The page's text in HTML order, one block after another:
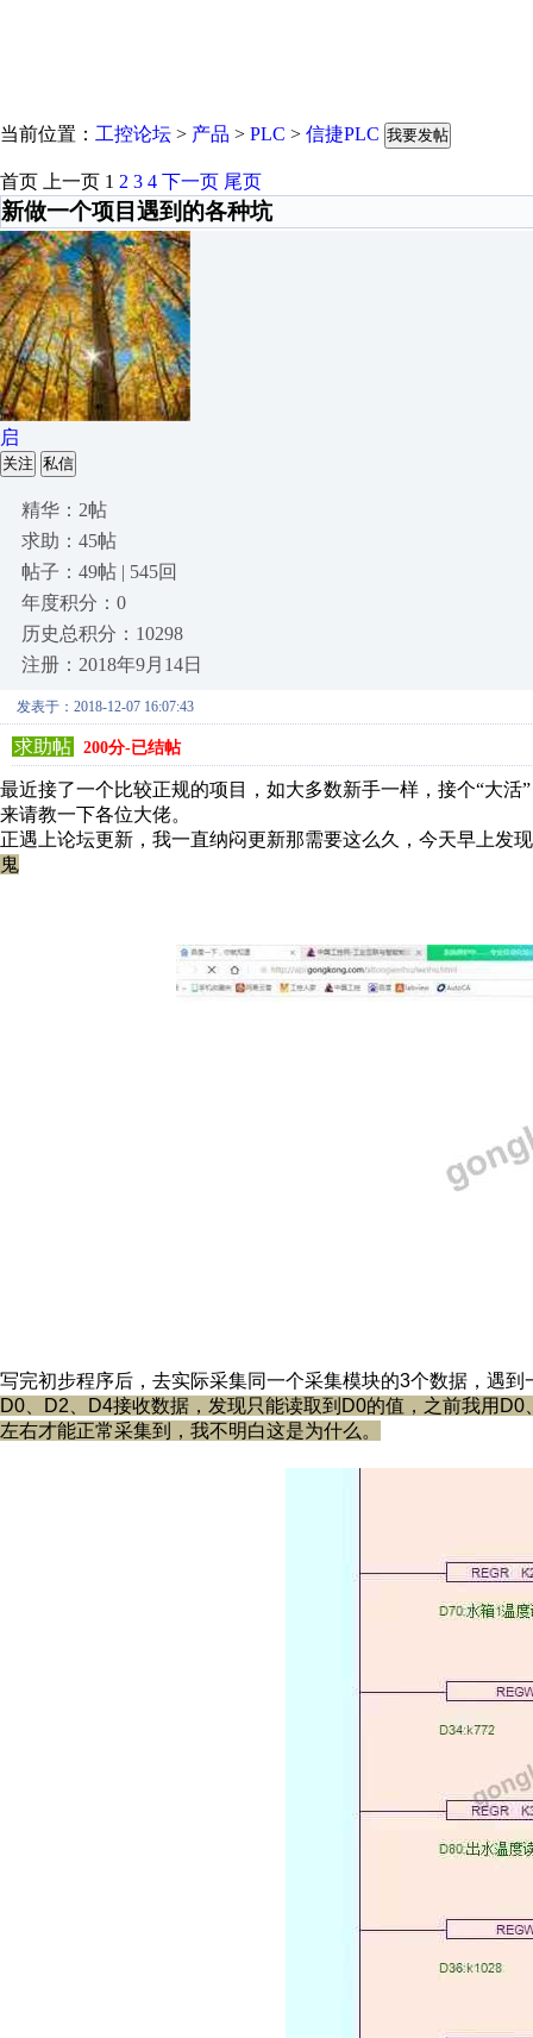
当前位置： 工控论坛 > 产品 > PLC > 信捷PLC 我要发帖
首页 上一页 1 2 3 4 下一页 尾页
新做一个项目遇到的各种坑
启
关注 私信
精华：2帖
求助：45帖
帖子：49帖 | 545回
年度积分：0
历史总积分：10298
注册：2018年9月14日
发表于：2018-12-07 16:07:43
求助帖 200分-已结帖
最近接了一个比较正规的项目，如大多数新手一样，接个“大
来请教一下各位大佬。
正遇上论坛更新，我一直纳闷更新那需要这么久，今天早上发现
鬼
写完初步程序后，去实际采集同一个采集模块的3个数据，遇到
D0、D2、D4接收数据，发现只能读取到D0的值 ，之前我用
左右才能正常采集到，我不明白这是为什么。